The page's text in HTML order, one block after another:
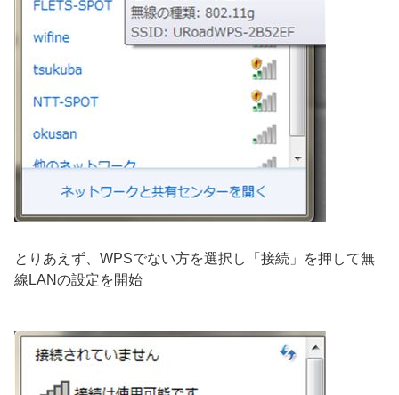
とりあえず、WPSでない方を選択し「接続」を押して無
線LANの設定を開始